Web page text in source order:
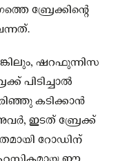
ബ്രേക്കിന്റെ
ഷറഫുന്നിസ
പിടിച്ചാൽ
കടിക്കാൻ
ഇടത് ബ്രേക്ക്
റോഡിന്